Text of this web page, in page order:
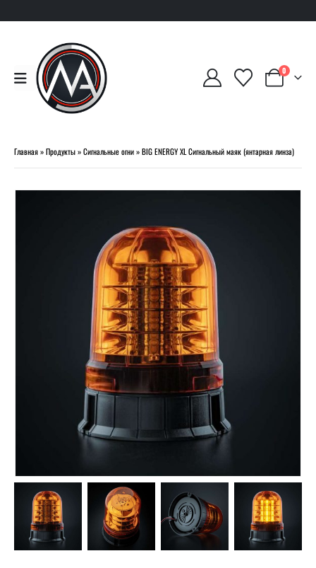
0
Главная»Продукты»Сигнальные огни»BIG ENERGY XL Сигнальный маяк (янтарная линза)